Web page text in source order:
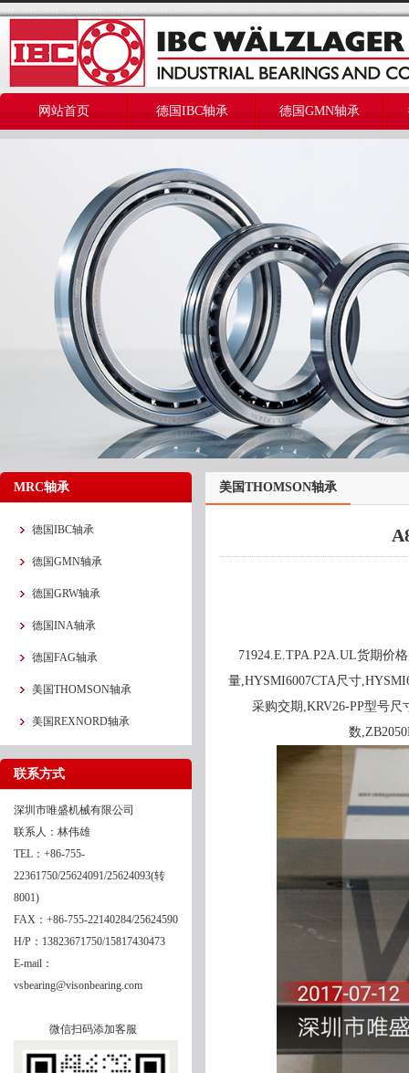
网站首页 德国IBC轴承 德国GMN轴承
MRC轴承
德国IBC轴承
德国GMN轴承
德国GRW轴承
德国INA轴承
德国FAG轴承
美国THOMSON轴承
美国REXNORD轴承
联系方式
深圳市唯盛机械有限公司
联系人：林伟雄
TEL：+86-755-
22361750/25624091/25624093(转
8001)
FAX：+86-755-22140284/25624590
H/P：13823671750/15817430473
E-mail：
vsbearing@visonbearing.com
微信扫码添加客服
美国THOMSON轴承
71924.E.TPA.P2A.UL货期价
量,HYSMI6007CTA尺寸
采购交期,KRV26-PP型号尺
数